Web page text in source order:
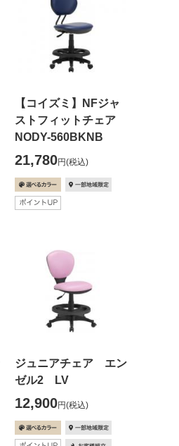
【コイズミ】NFジャ
ストフィットチェア
NODY-560BKNB
21,780円(税込)
ジュニアチェア エン
ゼル2 LV
12,900円(税込)